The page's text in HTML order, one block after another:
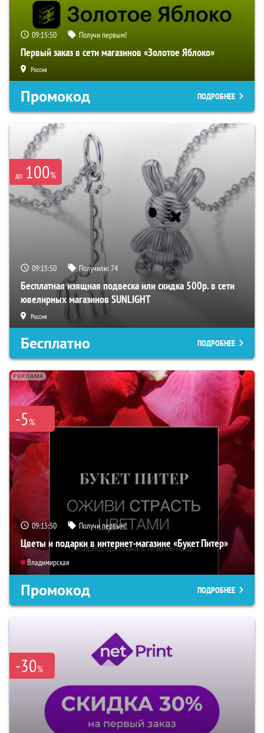
09:15:49 Получи первым!
Первый заказ в сети магазинов «Золотое Яблоко»
Россия
Промокод ПОДРОБНЕЕ
до 100%
09:15:49 Получили:74
Бесплатная изящная подвеска или скидка 500р. в сети
ювелирных магазинов SUNLIGHT
Россия
Бесплатно ПОДРОБНЕЕ
-5%
09:15:49 Получи первым!
Цветы и подарки в интернет-магазине «Букет Питер»
Владимирская
Промокод ПОДРОБНЕЕ
-30%